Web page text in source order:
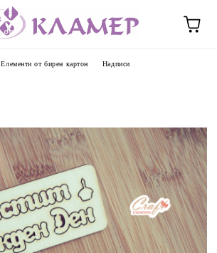
Елементи от бирен картон Надписи